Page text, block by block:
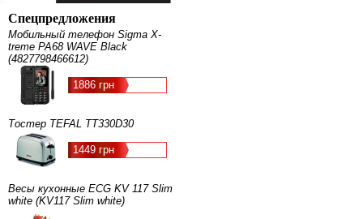
Спецпредложения
Мобильный телефон Sigma X-
treme PA68 WAVE Black
(4827798466612)
1886 грн
Тостер TEFAL TT330D30
1449 грн
Весы кухонные ECG KV 117 Slim
white (KV117 Slim white)